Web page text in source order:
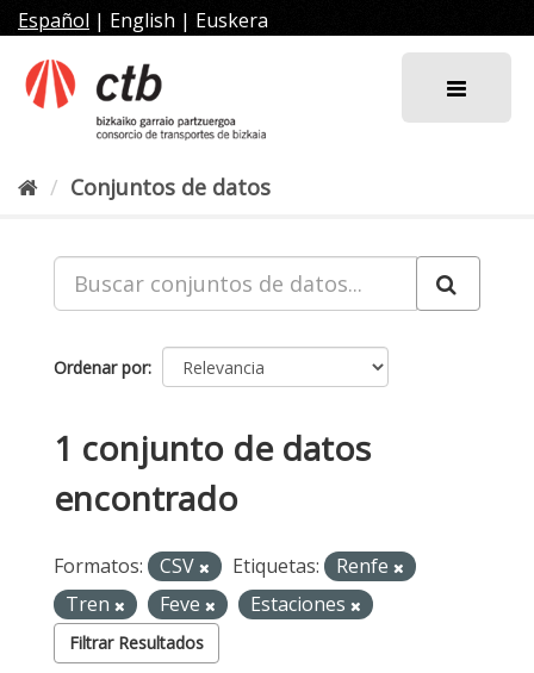
al
contenido
Español | English | Euskera
Conjuntos de datos
Ordenar por
1 conjunto de datos
encontrado
Formatos: CSV Etiquetas:
Renfe
Tren
Feve Estaciones
Filtrar Resultados